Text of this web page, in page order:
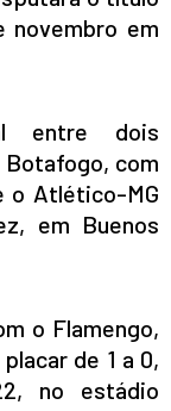
novembro em
entre dois
com
o Atlético-MG
em Buenos
o Flamengo,
de 1 a 0,
no estádio